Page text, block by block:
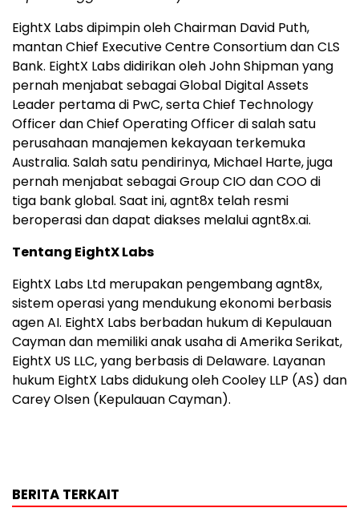
EightX Labs dipimpin oleh Chairman David Puth,
mantan Chief Executive Centre Consortium dan CLS
Bank. EightX Labs didirikan oleh John Shipman yang
pernah menjabat sebagai Global Digital Assets
Leader pertama di PwC, serta Chief Technology
Officer dan Chief Operating Officer di salah satu
perusahaan manajemen kekayaan terkemuka
Australia. Salah satu pendirinya, Michael Harte, juga
pernah menjabat sebagai Group CIO dan COO di
tiga bank global. Saat ini, agnt8x telah resmi
beroperasi dan dapat diakses melalui agnt8x.ai.
Tentang EightX Labs
EightX Labs Ltd merupakan pengembang agnt8x,
sistem operasi yang mendukung ekonomi berbasis
agen AI. EightX Labs berbadan hukum di Kepulauan
Cayman dan memiliki anak usaha di Amerika Serikat,
EightX US LLC, yang berbasis di Delaware. Layanan
hukum EightX Labs didukung oleh Cooley LLP (AS) dan
Carey Olsen (Kepulauan Cayman).
BERITA TERKAIT